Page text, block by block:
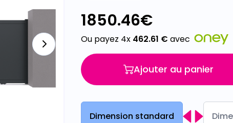
1850.46€
Ou payez 4x 462.61 € avec
Ajouter au panier
Dimension standard